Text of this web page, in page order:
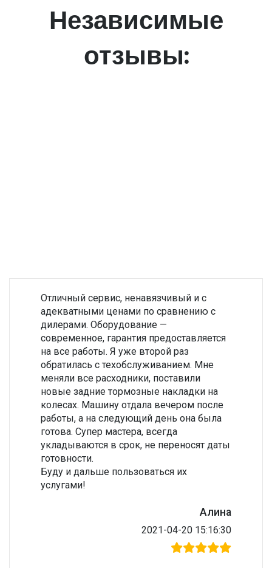
Независимые
отзывы:
Отличный сервис, ненавязчивый и с
адекватными ценами по сравнению с
дилерами. Оборудование —
современное, гарантия предоставляется
на все работы. Я уже второй раз
обратилась с техобслуживанием. Мне
меняли все расходники, поставили
новые задние тормозные накладки на
колесах. Машину отдала вечером после
работы, а на следующий день она была
готова. Супер мастера, всегда
укладываются в срок, не переносят даты
готовности.
Буду и дальше пользоваться их
услугами!
Алина
2021-04-20 15:16:30